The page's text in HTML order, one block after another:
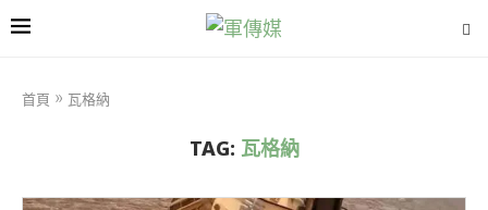
首頁 » 瓦格納
TAG: 瓦格納